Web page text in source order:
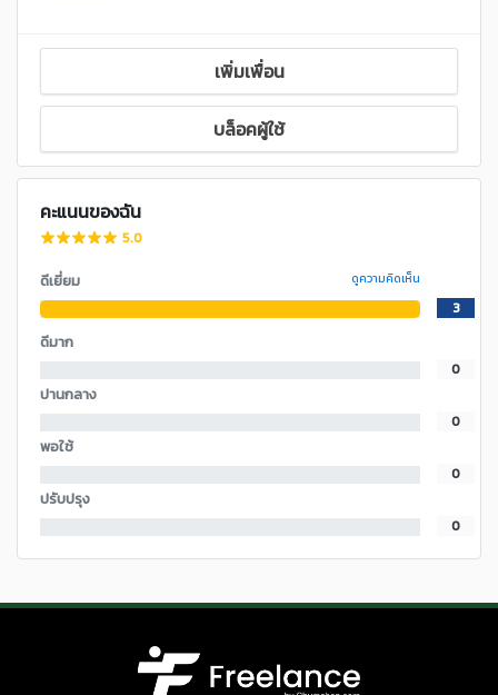
เพิ่มเพื่อน
บล็อคผู้ใช้
คะแนนของฉัน
5.0
ดีเยี่ยม ดูความคิดเห็น
3
ดีมาก
0
ปานกลาง
0
พอใช้
0
ปรับปรุง
0